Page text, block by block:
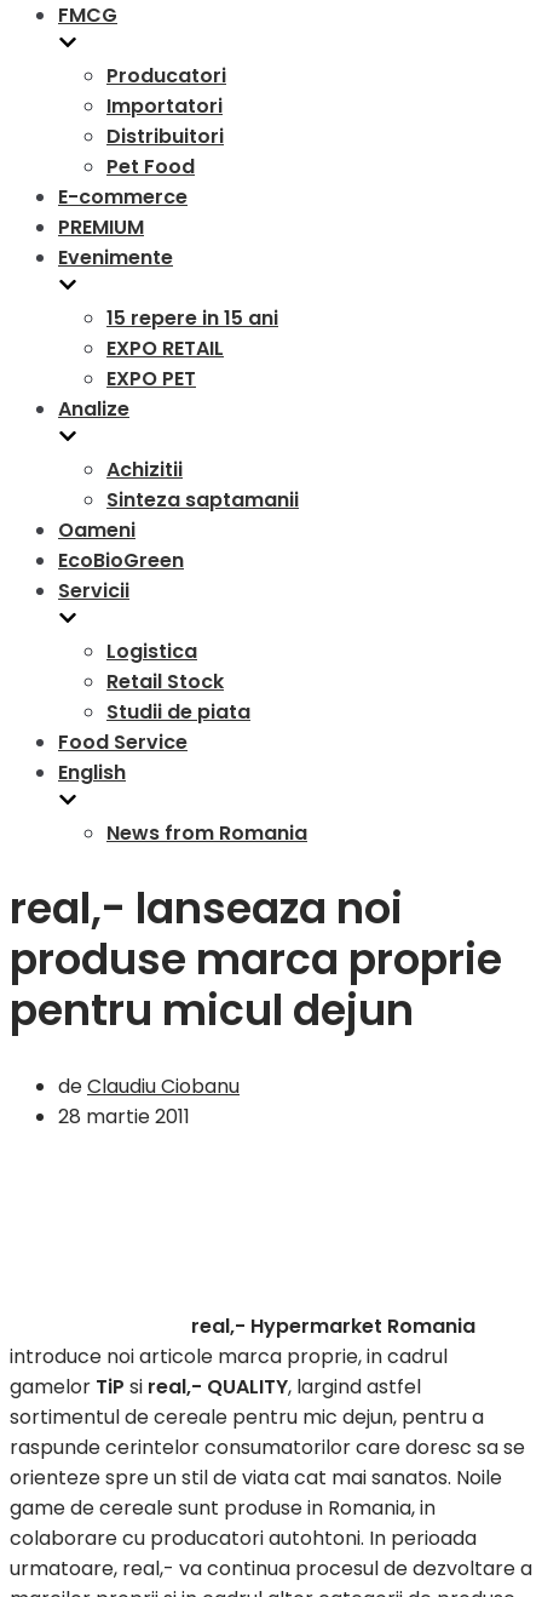
FMCG
Producatori
Importatori
Distribuitori
Pet Food
E-commerce
PREMIUM
Evenimente
15 repere in 15 ani
EXPO RETAIL
EXPO PET
Analize
Achizitii
Sinteza saptamanii
Oameni
EcoBioGreen
Servicii
Logistica
Retail Stock
Studii de piata
Food Service
English
News from Romania
real,- lanseaza noi
produse marca proprie
pentru micul dejun
deClaudiu Ciobanu
28 martie 2011
real,- Hypermarket Romania
introduce noi articole marca proprie, in cadrul
gamelor TiP si real,- QUALITY, largind astfel
sortimentul de cereale pentru mic dejun, pentru a
raspunde cerintelor consumatorilor care doresc sa se
orienteze spre un stil de viata cat mai sanatos. Noile
game de cereale sunt produse in Romania, in
colaborare cu producatori autohtoni. In perioada
urmatoare, real,- va continua procesul de dezvoltare a